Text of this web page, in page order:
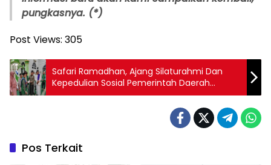
pungkasnya. (*)
Post Views: 305
Safari Ramadhan, Ajang Silaturahmi Dan
Kepedulian Sosial Pemerintah Daerah
Bersama Masyarakat
Pos Terkait